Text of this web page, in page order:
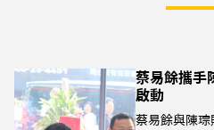
蔡易餘攜手
啟動
蔡易餘與陳琮